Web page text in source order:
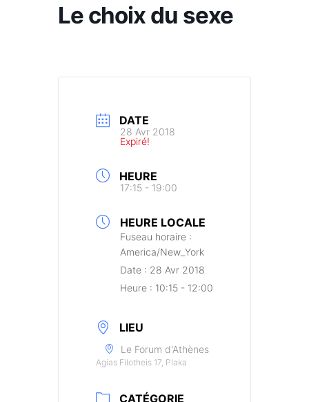
Le choix du sexe
DATE
28 Avr 2018
Expiré!
HEURE
17:15 - 19:00
HEURE LOCALE
Fuseau horaire :
America/New_York
Date : 28 Avr 2018
Heure : 10:15 - 12:00
LIEU
Le Forum d'Athènes
Agias Filotheis 17, Plaka
CATÉGORIE